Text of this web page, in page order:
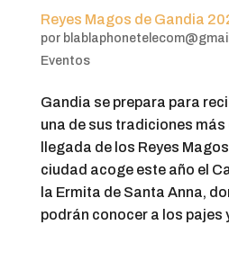
Reyes Magos de Gandia
por
Eventos
Gandia se prepara para
una de sus tradiciones
llegada de los Reyes
ciudad acoge este año el
la Ermita de Santa Anna,
podrán conocer a los pajes